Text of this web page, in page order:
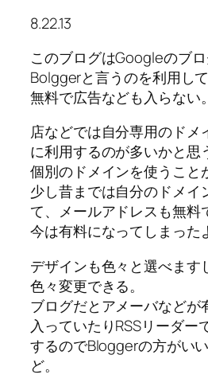
8.22.13
このブログはGoogleのブ
Bolggerと言うのを利用して
無料で広告なども入らない。
店などでは自分専用のドメ
に利用するのが多いかと思
個別のドメインを使うこと
少し昔までは自分のドメイ
て、メールアドレスも無料
今は有料になってしまった
デザインも色々と選べます
色々変更できる。
ブログだとアメーバなどが
入っていたりRSSリーダー
するのでBloggerの方がい
ど。